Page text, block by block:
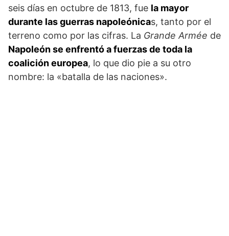
seis días en octubre de 1813, fue la mayor
durante las guerras napoleónicas, tanto por el
terreno como por las cifras. La Grande Armée de
Napoleón se enfrentó a fuerzas de toda la
coalición europea, lo que dio pie a su otro
nombre: la «batalla de las naciones».